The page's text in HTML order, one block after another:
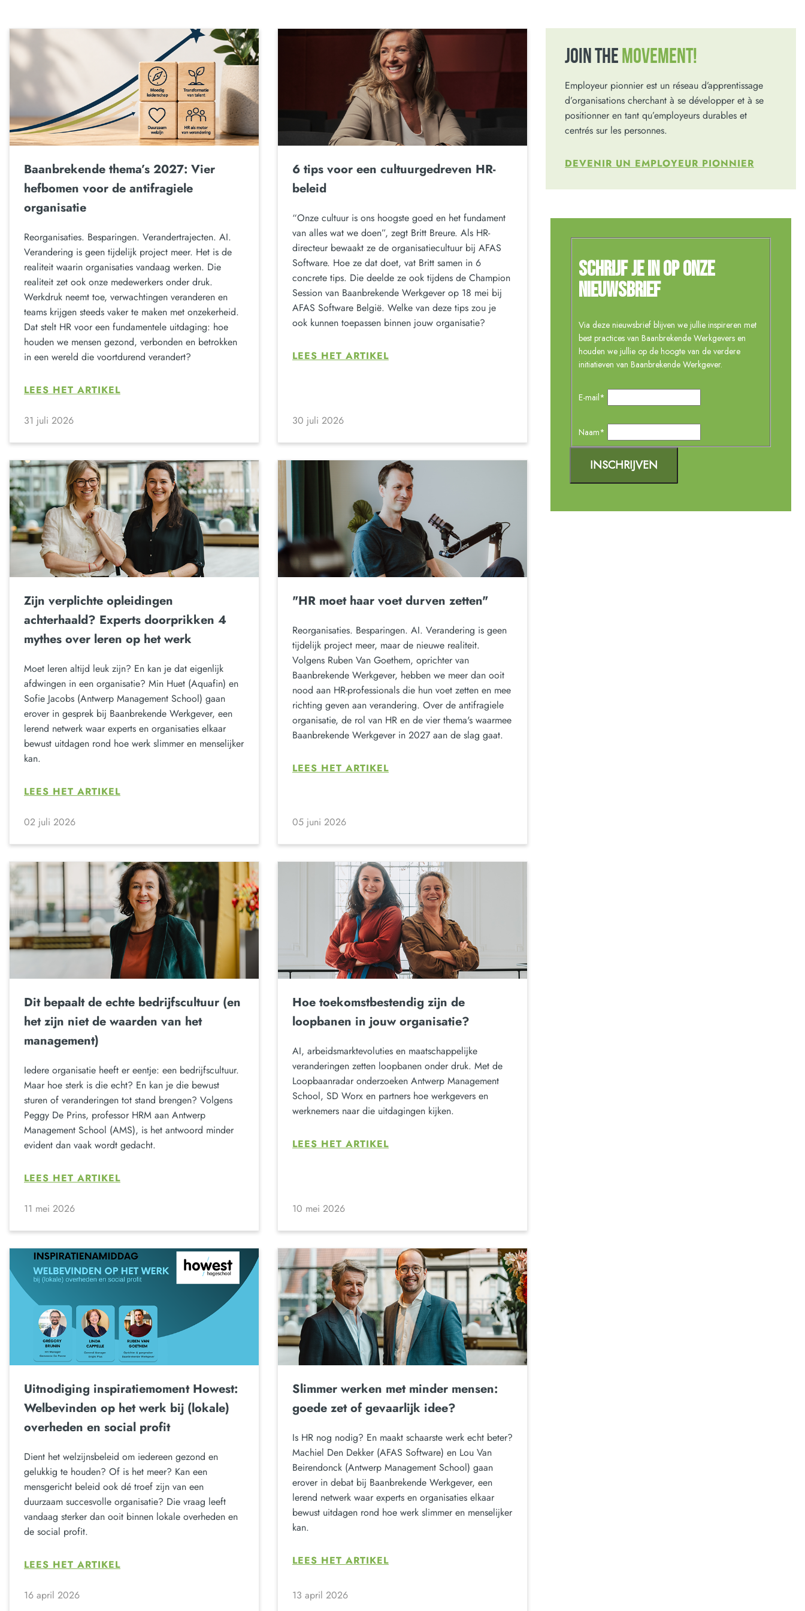
Baanbrekende thema’s 2027: Vier
hefbomen voor de antifragiele
organisatie
Reorganisaties. Besparingen. Verandertrajecten. AI.
Verandering is geen tijdelijk project meer. Het is de
realiteit waarin organisaties vandaag werken. Die
realiteit zet ook onze medewerkers onder druk.
Werkdruk neemt toe, verwachtingen veranderen en
teams krijgen steeds vaker te maken met onzekerheid.
Dat stelt HR voor een fundamentele uitdaging: hoe
houden we mensen gezond, verbonden en betrokken
in een wereld die voortdurend verandert?
LEES HET ARTIKEL
31 juli 2026
6 tips voor een cultuurgedreven HR-
beleid
“Onze cultuur is ons hoogste goed en het fundament
van alles wat we doen”, zegt Britt Breure. Als HR-
directeur bewaakt ze de organisatiecultuur bij AFAS
Software. Hoe ze dat doet, vat Britt samen in 6
concrete tips. Die deelde ze ook tijdens de Champion
Session van Baanbrekende Werkgever op 18 mei bij
AFAS Software België. Welke van deze tips zou je
ook kunnen toepassen binnen jouw organisatie?
LEES HET ARTIKEL
30 juli 2026
Zijn verplichte opleidingen
achterhaald? Experts doorprikken 4
mythes over leren op het werk
Moet leren altijd leuk zijn? En kan je dat eigenlijk
afdwingen in een organisatie? Min Huet (Aquafin) en
Sofie Jacobs (Antwerp Management School) gaan
erover in gesprek bij Baanbrekende Werkgever, een
lerend netwerk waar experts en organisaties elkaar
bewust uitdagen rond hoe werk slimmer en menselijker
kan.
LEES HET ARTIKEL
02 juli 2026
"HR moet haar voet durven zetten"
Reorganisaties. Besparingen. AI. Verandering is geen
tijdelijk project meer, maar de nieuwe realiteit.
Volgens Ruben Van Goethem, oprichter van
Baanbrekende Werkgever, hebben we meer dan ooit
nood aan HR-professionals die hun voet zetten en mee
richting geven aan verandering. Over de antifragiele
organisatie, de rol van HR en de vier thema's waarmee
Baanbrekende Werkgever in 2027 aan de slag gaat.
LEES HET ARTIKEL
05 juni 2026
Dit bepaalt de echte bedrijfscultuur (en
het zijn niet de waarden van het
management)
Iedere organisatie heeft er eentje: een bedrijfscultuur.
Maar hoe sterk is die echt? En kan je die bewust
sturen of veranderingen tot stand brengen? Volgens
Peggy De Prins, professor HRM aan Antwerp
Management School (AMS), is het antwoord minder
evident dan vaak wordt gedacht.
LEES HET ARTIKEL
11 mei 2026
Hoe toekomstbestendig zijn de
loopbanen in jouw organisatie?
AI, arbeidsmarktevoluties en maatschappelijke
veranderingen zetten loopbanen onder druk. Met de
Loopbaanradar onderzoeken Antwerp Management
School, SD Worx en partners hoe werkgevers en
werknemers naar die uitdagingen kijken.
LEES HET ARTIKEL
10 mei 2026
Uitnodiging inspiratiemoment Howest:
Welbevinden op het werk bij (lokale)
overheden en social profit
Dient het welzijnsbeleid om iedereen gezond en
gelukkig te houden? Of is het meer? Kan een
mensgericht beleid ook dé troef zijn van een
duurzaam succesvolle organisatie? Die vraag leeft
vandaag sterker dan ooit binnen lokale overheden en
de social profit.
LEES HET ARTIKEL
16 april 2026
Slimmer werken met minder mensen:
goede zet of gevaarlijk idee?
Is HR nog nodig? En maakt schaarste werk echt beter?
Machiel Den Dekker (AFAS Software) en Lou Van
Beirendonck (Antwerp Management School) gaan
erover in debat bij Baanbrekende Werkgever, een
lerend netwerk waar experts en organisaties elkaar
bewust uitdagen rond hoe werk slimmer en menselijker
kan.
LEES HET ARTIKEL
13 april 2026
JOIN THE MOVEMENT!
Employeur pionnier est un réseau d’apprentissage
d’organisations cherchant à se développer et à se
positionner en tant qu’employeurs durables et
centrés sur les personnes.
DEVENIR UN EMPLOYEUR PIONNIER